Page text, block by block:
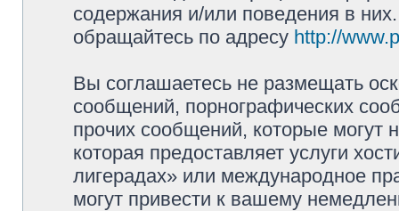
содержания и/или поведения в
обращайтесь по адресу http://
Вы соглашаетесь не размещать
сообщений, порнографических
прочих сообщений, которые могут
которая предоставляет услуги
лигерадах» или международное
могут привести к вашему